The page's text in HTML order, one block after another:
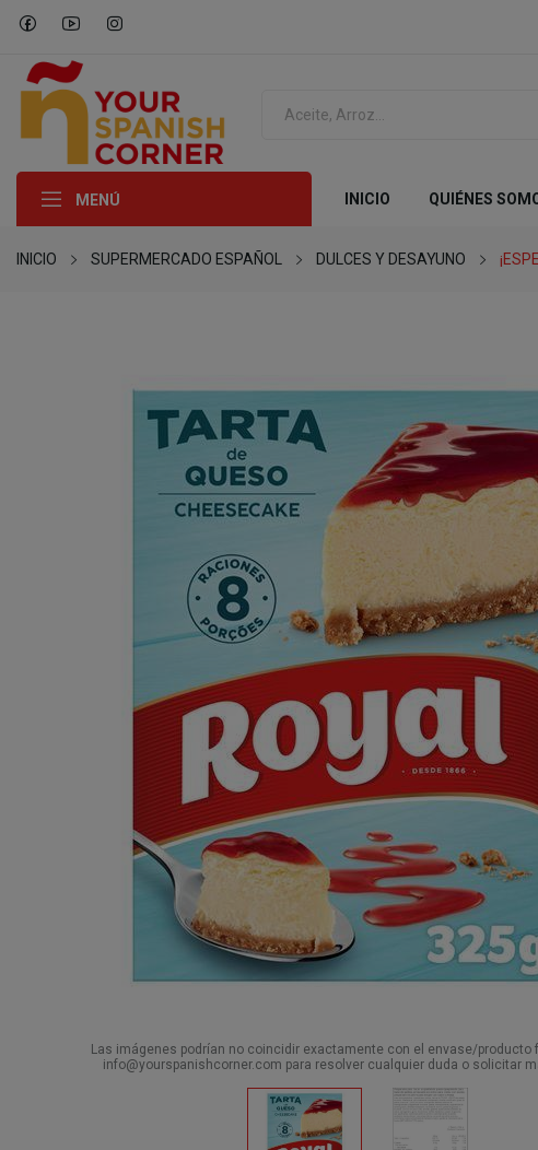
MENÚ INICIO QUIÉNES
INICIO SUPERMERCADO ESPAÑOL DULCES Y DESAYUNO
Las imágenes podrían no coincidir exactamente con el envase/producto
info@yourspanishcorner.com para resolver cualquier duda o solicitar